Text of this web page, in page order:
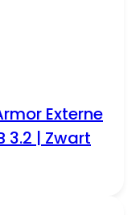
Externe
3.2 | Zwart